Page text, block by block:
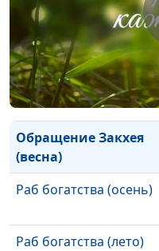
Обращение Закхея
(лето)
Обращение Закхея
(зима)
Обращение Закхея
(весна)
Раб богатства (осень)
Раб богатства (лето)